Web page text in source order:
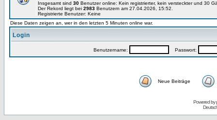
Insgesamt sind 30 Benutzer online: Kein registrierter, kein versteckter und 30
Der Rekord liegt bei 2983 Benutzern am 27.04.2026, 15:52.
Registrierte Benutzer: Keine
Diese Daten zeigen an, wer in den letzten 5 Minuten online war.
Login
Benutzername: Passwort:
Neue Beiträge
Powered by